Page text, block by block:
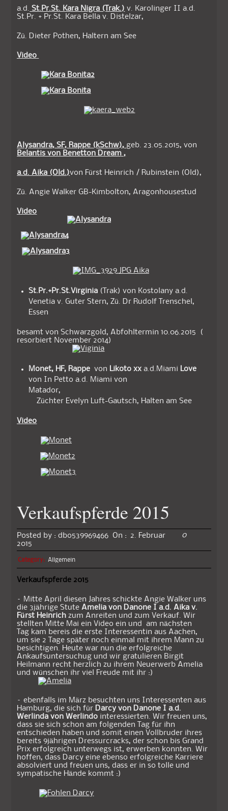
a.d. St.Pr.St. Kara Nigra (Trak.) v. Karolinger II a.d.
St.Pr. + Pr.St. Kara Bella v. Distelzar,
Zü. Dieter Pothen, Haltern am See
Video
Alysandra, SF, Rappe (kSchw), geb. 23.05.2015, von
Belantis von Benetton Dream ,
a.d. Aika (Old.)von Fürst Heinrich / Rubinstein (Old),
Zü. Angie Walker GB-Kimbolton, Aragonhousestud
Video
St.Pr.+Pr.St.Virginia (Trak) von Kostolany a.d.
Venetia v. Guter Stern, Zü. Dr Rudolf Trenschel,
Essen
besamt von Schwarzgold, Abfohltermin 10.06.2015 (
resorbiert November 2014)
Monet, HF, Rappe von Likoto xxa.d.Miami Love
von In Petto a.d. Miami von
Matador,
Züchter Evelyn Luft-Gautsch, Halten am See
Video
Verkaufspferde 2015
Posted by : dbo539969466 On : 2. Februar
2015
0
Category: Allgemein
Verkaufspferde 2015
– Mitte April diesen Jahres schickte Angie Walker uns
die 3jährige StuteAmelia von Danone I a.d. Aika v.
Fürst Heinrich zum Anreiten und zum Verkauf. Wir
stellten Mitte Mai ein Video ein und am nächsten
Tag kam bereis die erste Interessentin aus Aachen,
um sie 2 Tage später noch einmal mit ihrem Mann zu
besichtigen. Heute war nun die erfolgreiche
Ankaufsuntersuchug und wir gratulieren Birgit
Heilmann recht herzlich zu ihrem Neuerwerb Amelia
und wünschen ihr viel Freude mit ihr :)
– ebenfalls im März besuchten uns Interessenten aus
Hamburg, die sich für Darcy von Danone I a.d.
Werlinda von Werlindo interessierten. Wir freuen uns,
dass sie sich schon am folgenden Tag für ihn
entschieden haben und somit einen Vollbruder ihres
bereits 9jährigen Dressurcracks, der schon bis Grand
Prix erfolgreich unterwegs ist, erwerben konnten. Wir
hoffen, dass Darcy eine ebenso erfolgreiche Karriere
absolviert und freuen uns, dass er in so tolle und
sympatische Hände kommt :)